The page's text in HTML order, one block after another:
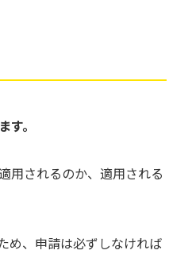
。
用されるのか、適用される
め、申請は必ずしなければ